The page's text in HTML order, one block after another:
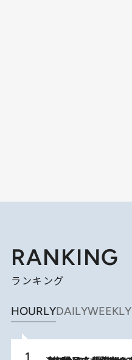
RANKING
ランキング
HOURLYDAILYWEEKLY